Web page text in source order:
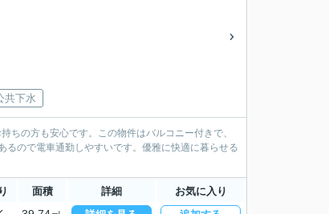
共下水
ちの方も安心です。この物件はバルコニー付きで、
ので電車通勤しやすいです。優雅に快適に暮らせる
面積 詳細 お気に入り